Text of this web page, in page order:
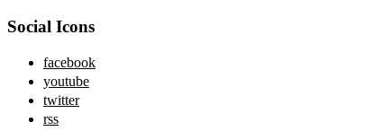
Social Icons
facebook
youtube
twitter
rss